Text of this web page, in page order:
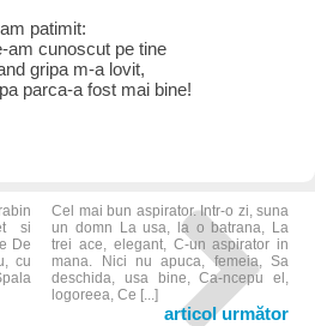
patimit:
am cunoscut pe tine
gripa m-a lovit,
parca-a fost mai bine!
si
De
cu
Cel mai bun aspirator. Intr-o zi, suna
un domn La usa, la o batrana, La
trei ace, elegant, C-un aspirator in
mana. Nici nu apuca, femeia, Sa
deschida, usa bine, Ca-ncepu el,
logoreea, Ce [...]
articol următor